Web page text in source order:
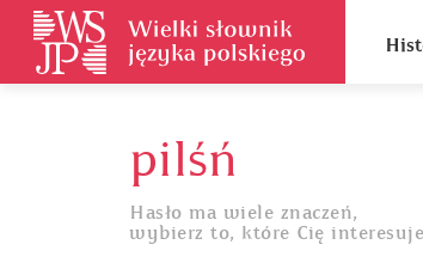
pilśń
Hasło ma wiele znaczeń,
wybierz to, które Cię interesuje